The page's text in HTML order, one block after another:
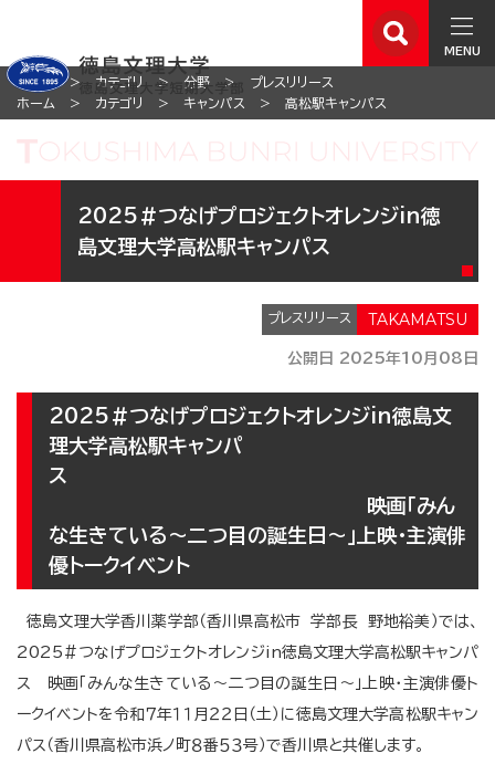
MENU
ホーム カテゴリ 分野
プレスリリース
ホーム
カテゴリ キャンパス 高松駅キャンパス
2025＃つなげプロジェクトオレンジin徳
島文理大学高松駅キャンパス
プレスリリース
公開日 2025年10月08日
2025＃つなげプロジェクトオレンジin徳島文
理大学高松駅キャンパ
ス
映画「みん
な生きている～二つ目の誕生日～」上映・主演俳
優トークイベント
徳島文理大学香川薬学部（香川県高松市 学部長 野地裕美）では、
2025＃つなげプロジェクトオレンジin徳島文理大学高松駅キャンパ
ス 映画「みんな生きている～二つ目の誕生日～」上映・主演俳優ト
ークイベントを令和７年１１月２２日（土）に徳島文理大学高松駅キャン
パス（香川県高松市浜ノ町８番５３号）で香川県と共催します。